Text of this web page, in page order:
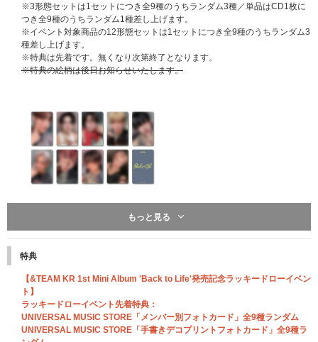
※3形態セットは1セットにつき全9種のうちランダム3種／単品はCD1枚に
つき全9種のうちランダム1種差し上げます。
※イベント対象商品の12形態セットは1セットにつき全9種のうちランダム3
種差し上げます。
※特典は先着です。無くなり次第終了となります。
※特典の絵柄は後日お知らせいたします。
一般盤(2形態)+Photocard Box (Mini CD-R ver.) 計3形態セット購入特典とな
※&TEAM Weverse ShopとUNIVERSAL MUSIC STOREの特典絵柄は異な
ります。
※3形態セットを1セットにつき1点差し上げます。
※イベント対象商品の12形態セットは1セットにつき1点差し上げます。
※特典は先着です。無くなり次第終了となります。
もっと見る
特典
【&TEAM KR 1st Mini Album 'Back to Life'発売記念ラッキードローイベン
ト】
ラッキードローイベント先着特典：
UNIVERSAL MUSIC STORE「メンバー別フォトカード」全9種ランダム
UNIVERSAL MUSIC STORE「手書きデコプリントフォトカード」全9種ラ